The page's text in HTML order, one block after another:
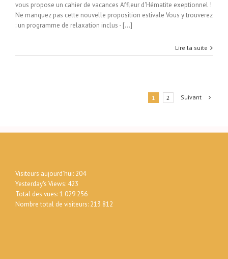
vous propose un cahier de vacances Affleur d'Hématite exeptionnel !
Ne manquez pas cette nouvelle proposition estivale Vous y trouverez
: un programme de relaxation inclus - [...]
Lire la suite
1 2 Suivant
Visiteurs aujourd’hui: 204
Yesterday's Views: 423
Total des vues:1 029 256
Nombre total de visiteurs: 213 812